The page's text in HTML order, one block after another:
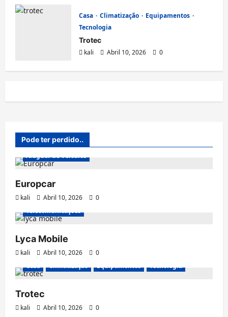
Casa Climatização
Equipamentos
Tecnologia
Trotec
kali
Abril 10, 2026 0
Pode ter perdido..
Aluguer de Veículos
Europcar
kali Abril 10, 2026
0
Telecomunicações
Lyca Mobile
kali Abril 10, 2026
0
Casa
Climatização Equipamentos Tecnologia
Trotec
kali Abril 10, 2026
0